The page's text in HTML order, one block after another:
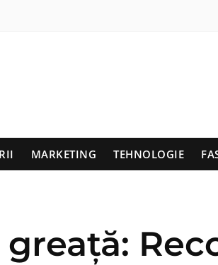
MARKETING TEHNOLOGIE